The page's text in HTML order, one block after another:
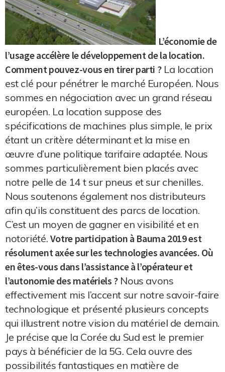
L’économie de
l’usage accélère le développement de la location.
Comment pouvez-vous en tirer parti ?La location
est clé pour pénétrer le marché Européen. Nous
sommes en négociation avec un grand réseau
européen. La location suppose des
spécifications de machines plus simple, le prix
étant un critère déterminant et la mise en
œuvre d’une politique tarifaire adaptée. Nous
sommes particulièrement bien placés avec
notre pelle de 14 t sur pneus et sur chenilles.
Nous soutenons également nos distributeurs
afin qu’ils constituent des parcs de location.
C’est un moyen de gagner en visibilité et en
notoriété. Votre participation à Bauma 2019 est
résolument axée sur les technologies avancées. Où
en êtes-vous dans l’assistance à l’opérateur et
l’autonomie des matériels ?Nous avons
effectivement mis l’accent sur notre savoir-faire
technologique et présenté plusieurs concepts
qui illustrent notre vision du matériel de demain.
Je précise que la Corée du Sud est le premier
pays à bénéficier de la 5G. Cela ouvre des
possibilités fantastiques en matière de